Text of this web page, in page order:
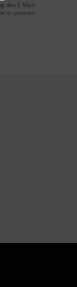
des E-Mail-
in unseren